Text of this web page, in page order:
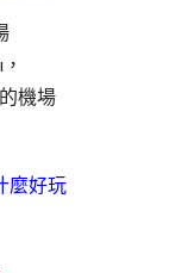
機場
麼好玩